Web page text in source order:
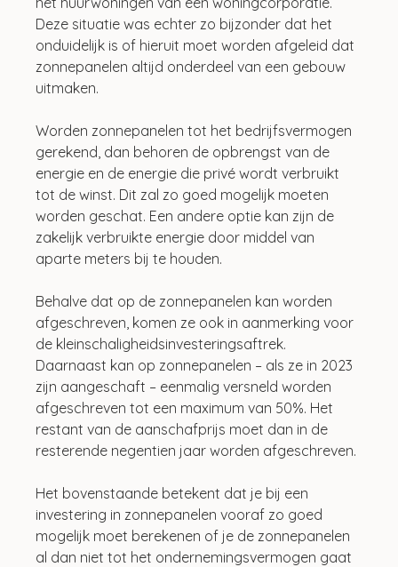
Deze situatie was echter zo bijzonder dat het
onduidelijk is of hieruit moet worden afgeleid dat
zonnepanelen altijd onderdeel van een gebouw
uitmaken.
Worden zonnepanelen tot het bedrijfsvermogen
gerekend, dan behoren de opbrengst van de
energie en de energie die privé wordt verbruikt
tot de winst. Dit zal zo goed mogelijk moeten
worden geschat. Een andere optie kan zijn de
zakelijk verbruikte energie door middel van
aparte meters bij te houden.
Behalve dat op de zonnepanelen kan worden
afgeschreven, komen ze ook in aanmerking voor
de kleinschaligheidsinvesteringsaftrek.
Daarnaast kan op zonnepanelen – als ze in 2023
zijn aangeschaft – eenmalig versneld worden
afgeschreven tot een maximum van 50%. Het
restant van de aanschafprijs moet dan in de
resterende negentien jaar worden afgeschreven.
Het bovenstaande betekent dat je bij een
investering in zonnepanelen vooraf zo goed
mogelijk moet berekenen of je de zonnepanelen
al dan niet tot het ondernemingsvermogen gaat